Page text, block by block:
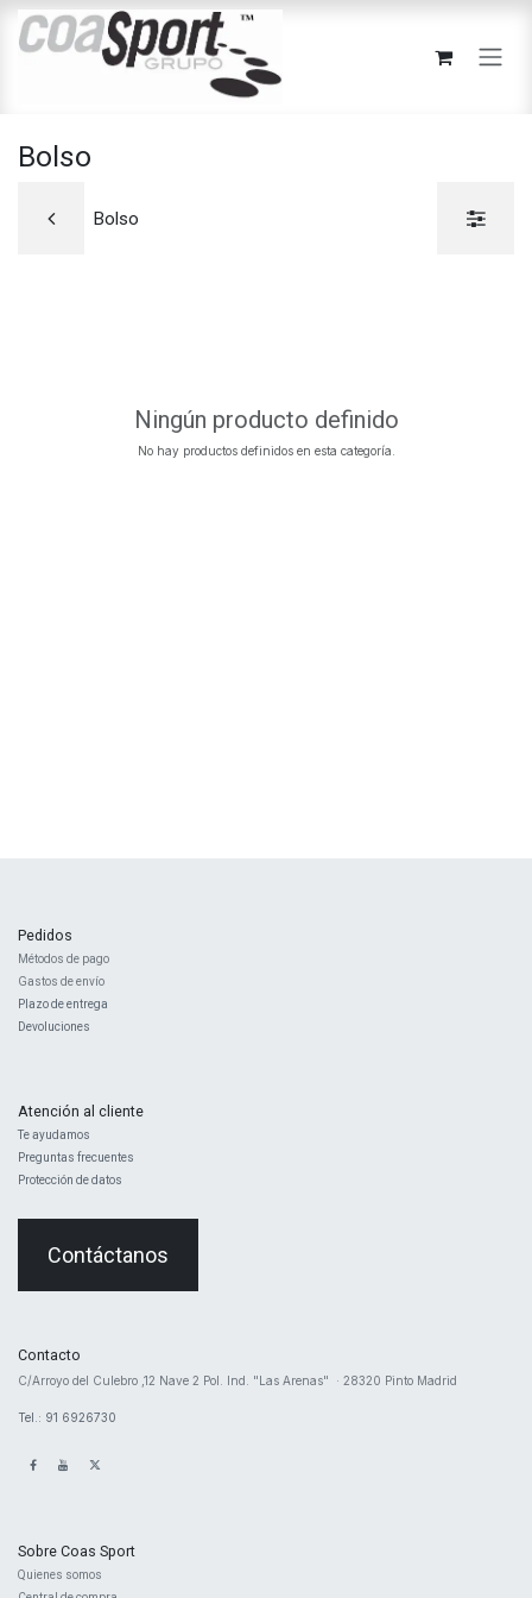
Ir al contenido
Bolso
Bolso
Ningún producto definido
No hay productos definidos en esta categoría.
Pedidos
Métodos de pago
Gastos de envío
Plazo de entrega
Devoluciones
Atención al cliente
Te ayudamos
Preguntas frecuentes
Protección de datos
Contáctanos
Contacto
​C/Arroyo del Culebro ,12 Nave 2 ​Pol. Ind. "Las Arenas" · 28320 Pinto Madrid
Tel.: 91 6926730
Sobre Coas Sport
Quienes ​somos